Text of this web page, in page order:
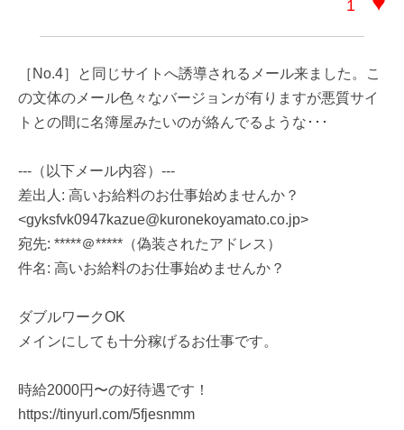
1
［No.4］と同じサイトへ誘導されるメール来ました。こ
の文体のメール色々なバージョンが有りますが悪質サイ
トとの間に名簿屋みたいのが絡んでるような･･･
---（以下メール内容）---
差出人: 高いお給料のお仕事始めませんか？
<gyksfvk0947kazue@kuronekoyamato.co.jp>
宛先: *****＠*****（偽装されたアドレス）
件名: 高いお給料のお仕事始めませんか？
ダブルワークOK
メインにしても十分稼げるお仕事です。
時給2000円〜の好待遇です！
https://tinyurl.com/5fjesnmm